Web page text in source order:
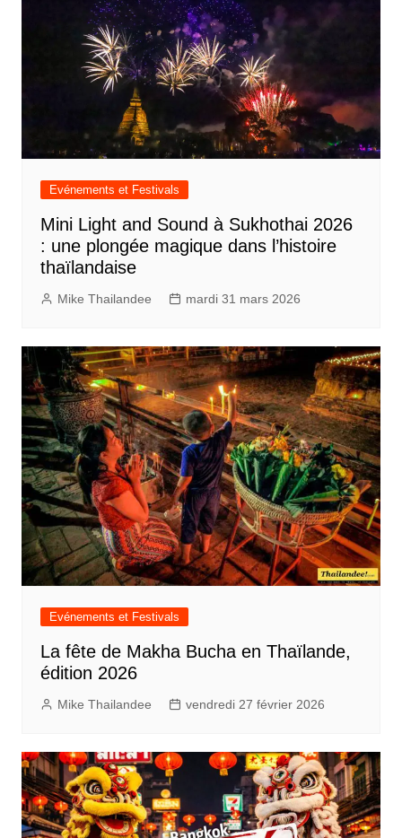
Evénements et Festivals
Mini Light and Sound à Sukhothai 2026
: une plongée magique dans l’histoire
thaïlandaise
Mike Thailandee mardi 31 mars 2026
Evénements et Festivals
La fête de Makha Bucha en Thaïlande,
édition 2026
Mike Thailandee vendredi 27 février 2026